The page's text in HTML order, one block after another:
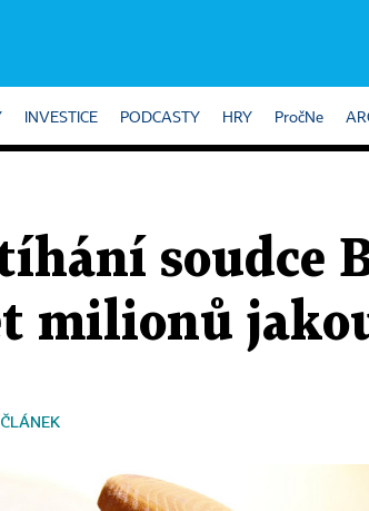
INVESTICE PODCASTY HRY PročNe
soudce
milionů